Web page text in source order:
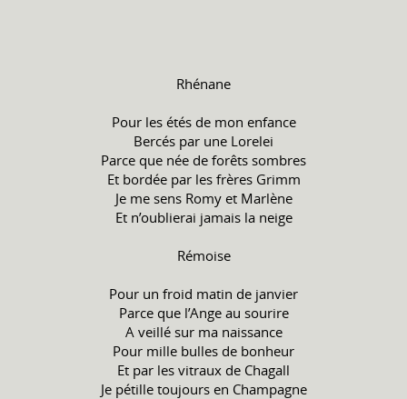
Rhénane
Pour les étés de mon enfance
Bercés par une Lorelei
Parce que née de forêts sombres
Et bordée par les frères Grimm
Je me sens Romy et Marlène
Et n’oublierai jamais la neige
Rémoise
Pour un froid matin de janvier
Parce que l’Ange au sourire
A veillé sur ma naissance
Pour mille bulles de bonheur
Et par les vitraux de Chagall
Je pétille toujours en Champagne